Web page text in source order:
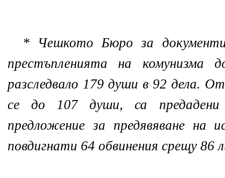
* Чешкото Бюро за
престъпленията на комунизма
разследвало 179 души в 92 дела.
се до 107 души, са
предложение за предявяване на
повдигнати 64 обвинения срещу 86